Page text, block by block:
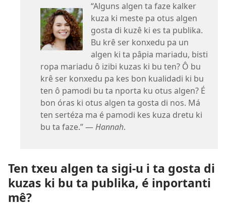
“Alguns algen ta faze kalker
kuza ki meste pa otus algen
gosta di kuzê ki es ta publika.
Bu krê ser konxedu pa un
algen ki ta pâpia mariadu, bisti
ropa mariadu ô izibi kuzas ki bu ten? Ô bu
krê ser konxedu pa kes bon kualidadi ki bu
ten ô pamodi bu ta nporta ku otus algen? É
bon óras ki otus algen ta gosta di nos. Má
ten sertéza ma é pamodi kes kuza dretu ki
bu ta faze.” —Hannah.
Ten txeu algen ta sigi-u i ta gosta di
kuzas ki bu ta publika, é inportanti
mê?